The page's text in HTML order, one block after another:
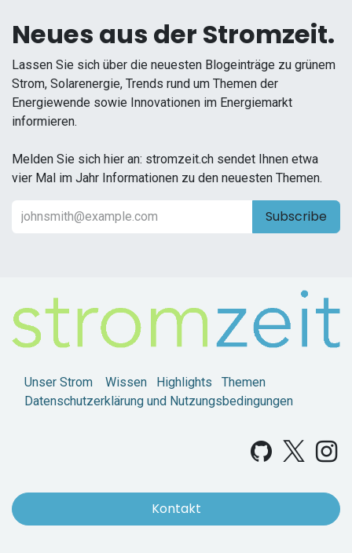
Neues aus der Stromzeit.
Lassen Sie sich über die neuesten Blogeinträge zu grünem
Strom, Solarenergie, Trends rund um Themen der
Energiewende sowie Innovationen im Energiemarkt
informieren.
Melden Sie sich hier an: stromzeit.ch sendet Ihnen etwa
vier Mal im Jahr Informationen zu den neuesten Themen.
Subscribe
Unser Strom Wissen Highlights
Themen
Datenschutzerklärung und Nutzungsbedingungen
Kontakt